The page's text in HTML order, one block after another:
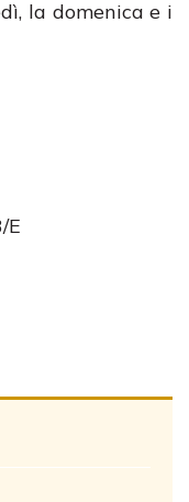
la domenica e i
E